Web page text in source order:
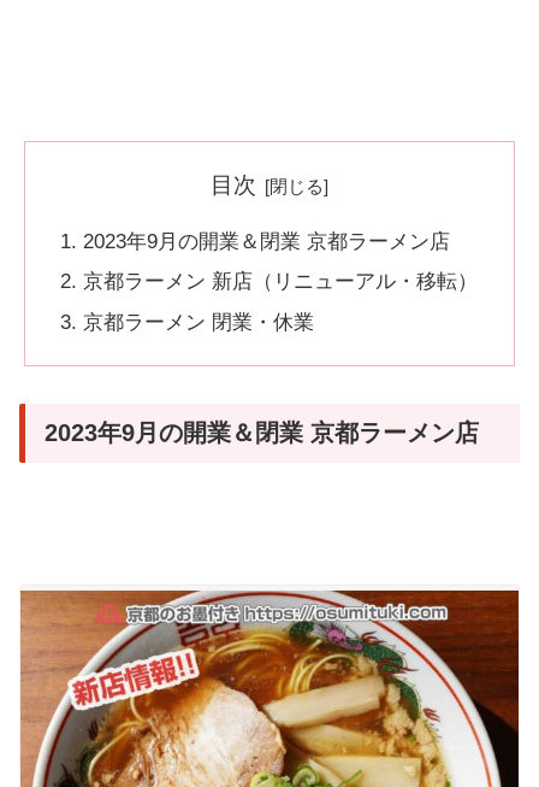
目次
2023年9月の開業＆閉業 京都ラーメン店
京都ラーメン 新店（リニューアル・移転）
京都ラーメン 閉業・休業
2023年9月の開業＆閉業 京都ラーメン店